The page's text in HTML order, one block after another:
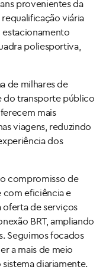
provenientes da
requalificação viária
poliesportiva,
de milhares de
do transporte público
mais
viagens, reduzindo
dos
compromisso de
eficiência e
oferta de serviços
BRT, ampliando
Seguimos focados
a mais de meio
diariamente.